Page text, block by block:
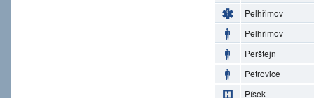
Pelhřimov
Pelhřimov
Perštejn
Petrovice
Písek